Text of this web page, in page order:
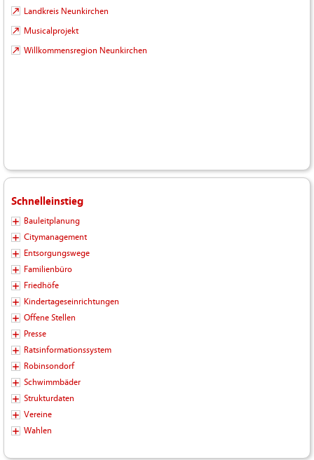
Landkreis Neunkirchen
Musicalprojekt
Willkommensregion Neunkirchen
Schnelleinstieg
Bauleitplanung
Citymanagement
Entsorgungswege
Familienbüro
Friedhöfe
Kindertageseinrichtungen
Offene Stellen
Presse
Ratsinformationssystem
Robinsondorf
Schwimmbäder
Strukturdaten
Vereine
Wahlen